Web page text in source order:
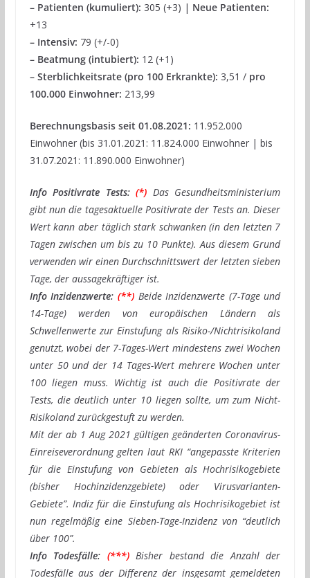
– Patienten (kumuliert): 305 (+3) | Neue Patienten:
+13
– Intensiv: 79 (+/-0)
– Beatmung (intubiert): 12 (+1)
– Sterblichkeitsrate (pro 100 Erkrankte): 3,51 / pro
100.000 Einwohner: 213,99
Berechnungsbasis seit 01.08.2021: 11.952.000
Einwohner (bis 31.01.2021: 11.824.000 Einwohner | bis
31.07.2021: 11.890.000 Einwohner)
Info Positivrate Tests: (*) Das Gesundheitsministerium
gibt nun die tagesaktuelle Positivrate der Tests an. Dieser
Wert kann aber täglich stark schwanken (in den letzten 7
Tagen zwischen um bis zu 10 Punkte). Aus diesem Grund
verwenden wir einen Durchschnittswert der letzten sieben
Tage, der aussagekräftiger ist.
Info Inzidenzwerte: (**) Beide Inzidenzwerte (7-Tage und
14-Tage) werden von europäischen Ländern als
Schwellenwerte zur Einstufung als Risiko-/Nichtrisikoland
genutzt, wobei der 7-Tages-Wert mindestens zwei Wochen
unter 50 und der 14 Tages-Wert mehrere Wochen unter
100 liegen muss. Wichtig ist auch die Positivrate der
Tests, die deutlich unter 10 liegen sollte, um zum Nicht-
Risikoland zurückgestuft zu werden.
Mit der ab 1 Aug 2021 gültigen geänderten Coronavirus-
Einreiseverordnung gelten laut RKI “angepasste Kriterien
für die Einstufung von Gebieten als Hochrisikogebiete
(bisher Hochinzidenzgebiete) oder Virusvarianten-
Gebiete”. Indiz für die Einstufung als Hochrisikogebiet ist
nun regelmäßig eine Sieben-Tage-Inzidenz von “deutlich
über 100”.
Info Todesfälle: (***)Bisher bestand die Anzahl der
Todesfälle aus der Differenz der insgesamt gemeldeten